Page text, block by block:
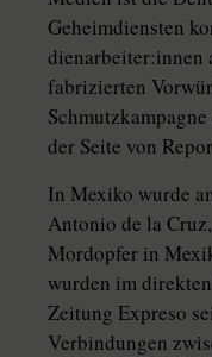
Geheimdiensten
di­en­ar­bei­te­r:in­nen
fabrizierten
der Seite von
In Mexiko wurde
Antonio de la
Mordopfer in
wurden im
Zeitung Expreso
Verbindungen